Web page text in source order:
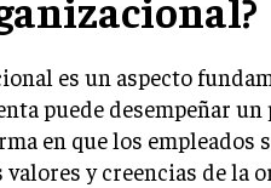
es un aspecto
puede desempeñar
en que los empleados
y creencias de la